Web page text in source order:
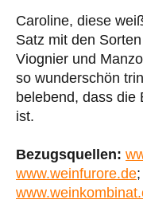
Caroline, diese
Satz mit den
Viognier und
so wunderschön
belebend, dass die
ist.
Bezugsquellen:
www.weinfurore.de;